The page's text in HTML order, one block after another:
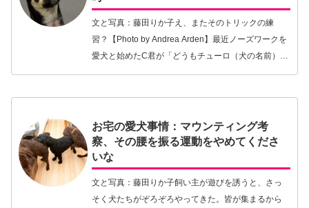
文と写真：藤田りか子え、またそのトリックの練
習？【Photo by Andrea Arden】最近ノーズワークを
愛犬と始めたC君が「どうもチューロ（犬の名前）の
モチベーションがあがらない。隠しているにおいの
お宅の愛犬事情：マウンティング考
察、その腰を振る運動をやめてくださ
いな
文と写真：藤田りか子飼い主が遊びを誘うと、さっ
そく犬たちがぞろぞろやってきた。皆が集まるから